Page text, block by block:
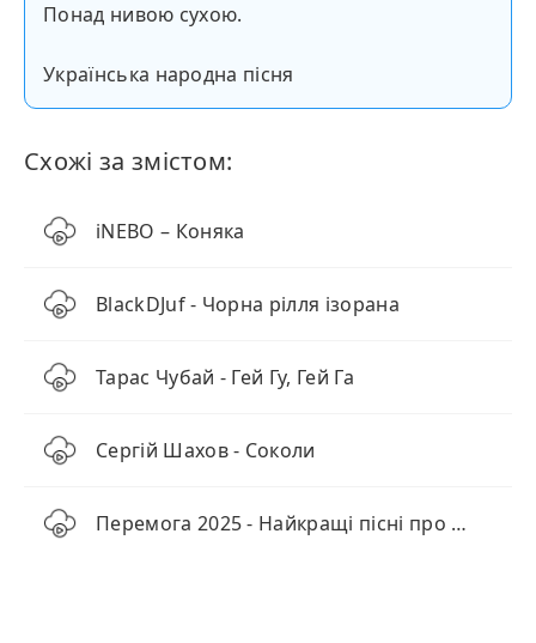
Понад нивою сухою.
Українська народна пісня
Схожі за змістом:
iNEBO – Коняка
BlackDJuf - Чорна рілля ізорана
Тарас Чубай - Гей Гу, Гей Га
Сергій Шахов - Соколи
Перемога 2025 - Найкращі пісні про перемогу